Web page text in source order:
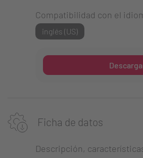
Compatibilidad con el
inglés (US)
Ficha de datos
Descripción,